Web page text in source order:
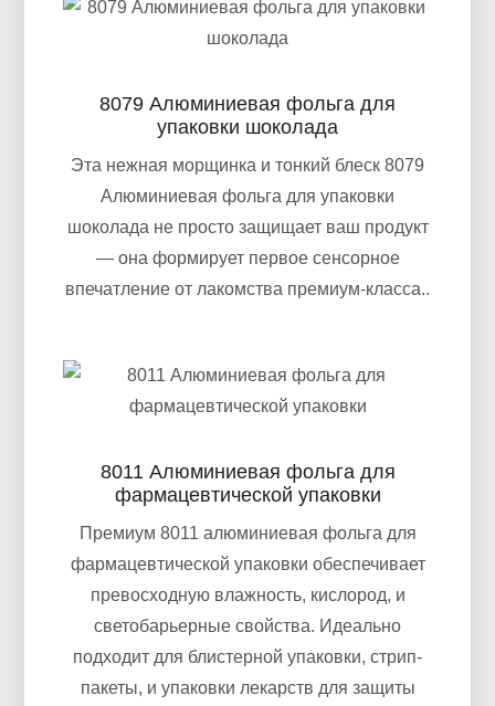
8079 Алюминиевая фольга для
упаковки шоколада
Эта нежная морщинка и тонкий блеск 8079
Алюминиевая фольга для упаковки
шоколада не просто защищает ваш продукт
— она формирует первое сенсорное
впечатление от лакомства премиум-класса..
8011 Алюминиевая фольга для
фармацевтической упаковки
Премиум 8011 алюминиевая фольга для
фармацевтической упаковки обеспечивает
превосходную влажность, кислород, и
светобарьерные свойства. Идеально
подходит для блистерной упаковки, стрип-
пакеты, и упаковки лекарств для защиты